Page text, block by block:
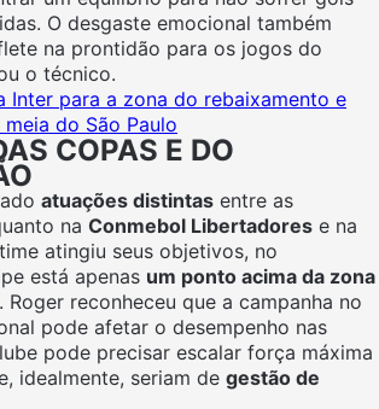
O desgaste emocional também
na prontidão para os jogos do
o técnico.
Inter para a zona do rebaixamento e
do São Paulo
COPAS E DO
atuações distintas entre as
na Conmebol Libertadores e na
atingiu seus objetivos, no
está apenas um ponto acima da zona
. Roger reconheceu que a campanha no
pode afetar o desempenho nas
pode precisar escalar força máxima
idealmente, seriam de gestão de